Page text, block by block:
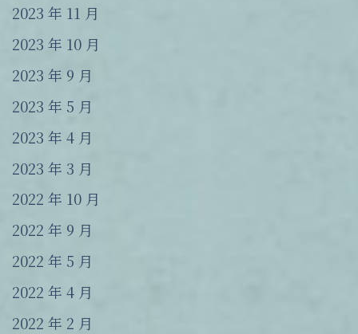
2023 年 11 月
2023 年 10 月
2023 年 9 月
2023 年 5 月
2023 年 4 月
2023 年 3 月
2022 年 10 月
2022 年 9 月
2022 年 5 月
2022 年 4 月
2022 年 2 月